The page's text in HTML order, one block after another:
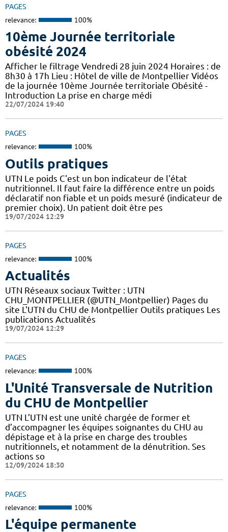
PAGES
relevance: 100%
10ème Journée territoriale
obésité 2024
Afficher le filtrage Vendredi 28 juin 2024 Horaires : de
8h30 à 17h Lieu : Hôtel de ville de Montpellier Vidéos
de la journée 10ème Journée territoriale Obésité -
Introduction La prise en charge médi
22/07/2024 19:40
PAGES
relevance: 100%
Outils pratiques
UTN Le poids C'est un bon indicateur de l'état
nutritionnel. Il faut faire la différence entre un poids
déclaratif non fiable et un poids mesuré (indicateur de
premier choix). Un patient doit être pes
19/07/2024 12:29
PAGES
relevance: 100%
Actualités
UTN Réseaux sociaux Twitter : UTN
CHU_MONTPELLIER (@UTN_Montpellier) Pages du
site L'UTN du CHU de Montpellier Outils pratiques Les
publications Actualités
19/07/2024 12:29
PAGES
relevance: 100%
L'Unité Transversale de Nutrition
du CHU de Montpellier
UTN L’UTN est une unité chargée de former et
d’accompagner les équipes soignantes du CHU au
dépistage et à la prise en charge des troubles
nutritionnels, et notamment de la dénutrition. Ses
actions so
12/09/2024 18:30
PAGES
relevance: 100%
L'équipe permanente